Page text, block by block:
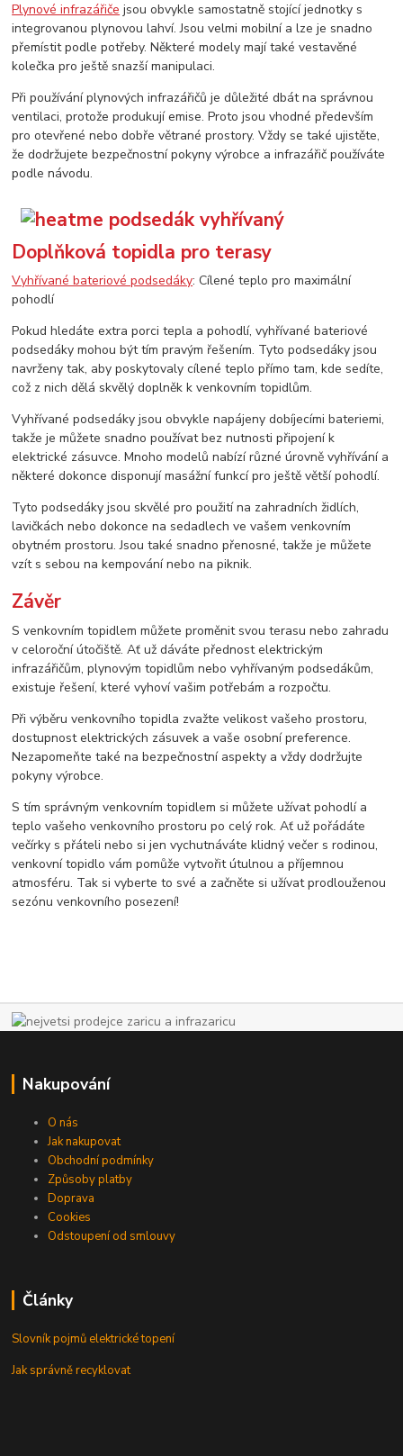
Plynové infrazářiče jsou obvykle samostatně stojící jednotky s
integrovanou plynovou lahví. Jsou velmi mobilní a lze je snadno
přemístit podle potřeby. Některé modely mají také vestavěné
kolečka pro ještě snazší manipulaci.
Při používání plynových infrazářičů je důležité dbát na správnou
ventilaci, protože produkují emise. Proto jsou vhodné především
pro otevřené nebo dobře větrané prostory. Vždy se také ujistěte,
že dodržujete bezpečnostní pokyny výrobce a infrazářič používáte
podle návodu.
Doplňková topidla pro terasy
Vyhřívané bateriové podsedáky: Cílené teplo pro maximální
pohodlí
Pokud hledáte extra porci tepla a pohodlí, vyhřívané bateriové
podsedáky mohou být tím pravým řešením. Tyto podsedáky jsou
navrženy tak, aby poskytovaly cílené teplo přímo tam, kde sedíte,
což z nich dělá skvělý doplněk k venkovním topidlům.
Vyhřívané podsedáky jsou obvykle napájeny dobíjecími bateriemi,
takže je můžete snadno používat bez nutnosti připojení k
elektrické zásuvce. Mnoho modelů nabízí různé úrovně vyhřívání a
některé dokonce disponují masážní funkcí pro ještě větší pohodlí.
Tyto podsedáky jsou skvělé pro použití na zahradních židlích,
lavičkách nebo dokonce na sedadlech ve vašem venkovním
obytném prostoru. Jsou také snadno přenosné, takže je můžete
vzít s sebou na kempování nebo na piknik.
Závěr
S venkovním topidlem můžete proměnit svou terasu nebo zahradu
v celoroční útočiště. Ať už dáváte přednost elektrickým
infrazářičům, plynovým topidlům nebo vyhřívaným podsedákům,
existuje řešení, které vyhoví vašim potřebám a rozpočtu.
Při výběru venkovního topidla zvažte velikost vašeho prostoru,
dostupnost elektrických zásuvek a vaše osobní preference.
Nezapomeňte také na bezpečnostní aspekty a vždy dodržujte
pokyny výrobce.
S tím správným venkovním topidlem si můžete užívat pohodlí a
teplo vašeho venkovního prostoru po celý rok. Ať už pořádáte
večírky s přáteli nebo si jen vychutnáváte klidný večer s rodinou,
venkovní topidlo vám pomůže vytvořit útulnou a příjemnou
atmosféru. Tak si vyberte to své a začněte si užívat prodlouženou
sezónu venkovního posezení!
Nakupování
O nás
Jak nakupovat
Obchodní podmínky
Způsoby platby
Doprava
Cookies
Odstoupení od smlouvy
Články
Slovník pojmů elektrické topení
Jak správně recyklovat